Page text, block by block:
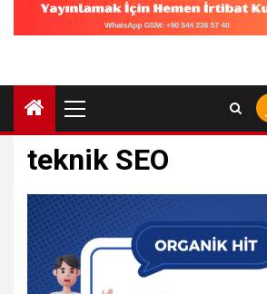
Menu
teknik SEO